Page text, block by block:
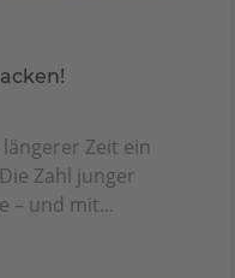
Zeit ein
Zahl junger
– und mit...